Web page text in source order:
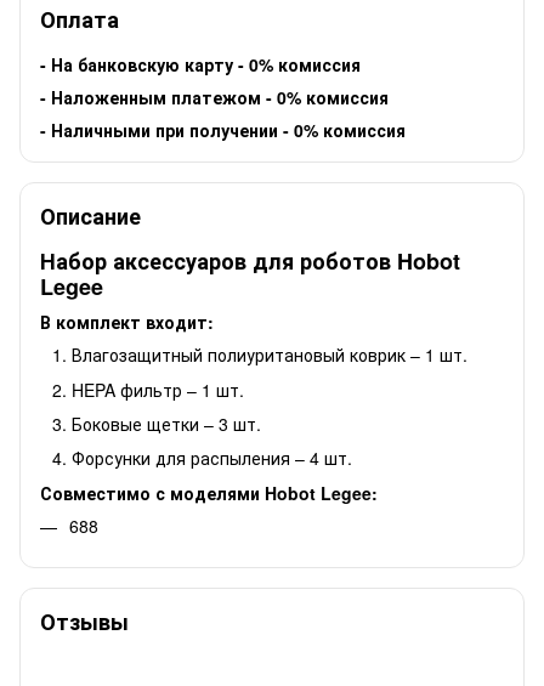
Оплата
- На банковскую карту - 0% комиссия
- Наложенным платежом - 0% комиссия
- Наличными при получении - 0% комиссия
Описание
Набор аксессуаров для роботов Hobot
Legee
В комплект входит:
Влагозащитный полиуритановый коврик – 1 шт.
HEPA фильтр – 1 шт.
Боковые щетки – 3 шт.
Форсунки для распыления – 4 шт.
Совместимо с моделями Hobot Legee:
688
Отзывы